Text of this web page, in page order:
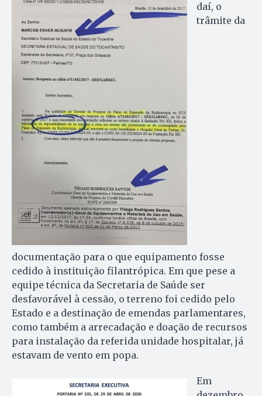
daí, o
trâmite da
documentação para o que equipamento fosse
cedido à instituição filantrópica. Em que pese a
equipe técnica da Secretaria de Saúde ser
desfavorável à cessão, o terreno foi cedido pelo
Estado e a destinação de emendas parlamentares,
como também a arrecadação e doação de recursos
para instalação da referida unidade hospitalar, já
estavam de vento em popa.
Em